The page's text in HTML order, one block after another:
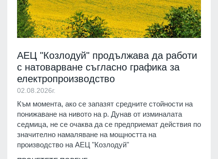
АЕЦ "Козлодуй" продължава да работи
с натоварване съгласно графика за
електропроизводство
02.08.2026г.
Към момента, ако се запазят средните стойности на
понижаване на нивото на р. Дунав от изминалата
седмица, не се очаква да се предприемат действия по
значително намаляване на мощността на
производство на АЕЦ "Козлодуй"